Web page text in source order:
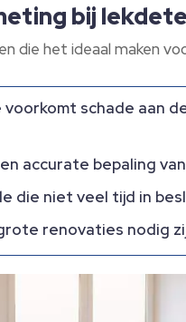
bij
die het ideaal maken
voorkomt schade aan
accurate bepaling
die niet veel tijd in
renovaties nodig